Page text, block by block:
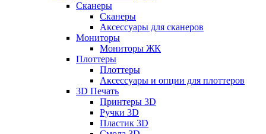
Сканеры
Сканеры
Аксессуары для сканеров
Мониторы
Мониторы ЖК
Плоттеры
Плоттеры
Аксессуары и опции для плоттеров
3D Печать
Принтеры 3D
Ручки 3D
Пластик 3D